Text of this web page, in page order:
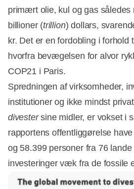
primært olie, kul og gas således
billioner (trillion) dollars,
kr. Det er en fordobling i forhold
hvorfra bevægelsen for alvor
COP21 i Paris.
Spredningen af virksomheder,
institutioner og ikke mindst
divestersine midler, er vokset i
rapportens offentliggørelse
og 58.399 personer fra 76
investeringer væk fra de fossile